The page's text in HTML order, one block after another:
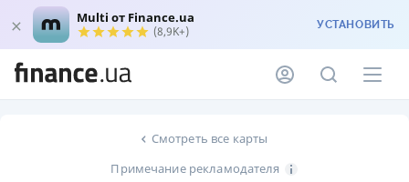
Multi от Finance.ua
(8,9K+) УСТАНОВИТЬ
Смотреть все карты
Примечание рекламодателя